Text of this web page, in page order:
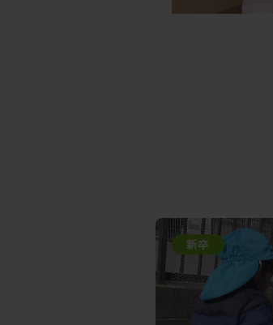
新卒